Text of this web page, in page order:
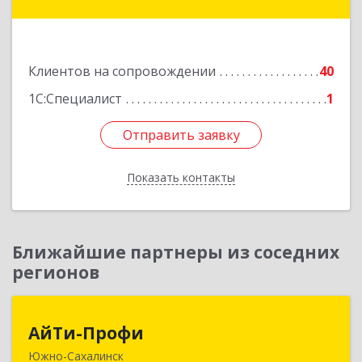
Клиентов на сопровождении
40
1С:Специалист
1
Отправить заявку
Показать контакты
Отправить заявку
Назад
Ближайшие партнеры из соседних
регионов
АйТи-Профи
Южно-Сахалинск